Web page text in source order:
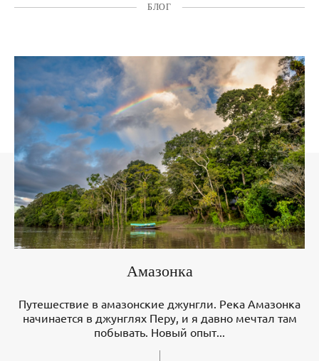
БЛОГ
Амазонка
Путешествие в амазонские джунгли. Река Амазонка
начинается в джунглях Перу, и я давно мечтал там
побывать. Новый опыт...